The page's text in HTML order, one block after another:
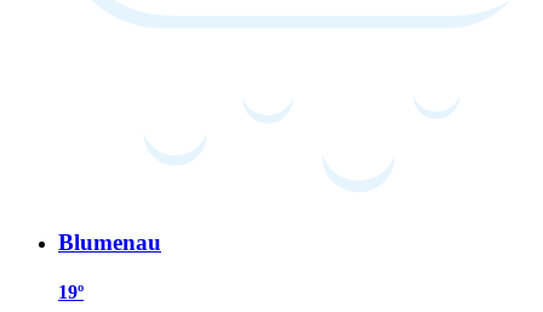
Blumenau
19º